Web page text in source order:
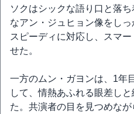
ソクはシックな語り口と落
なアン・ジュヒョン像をし
スピーディに対応し、スマ
せた。
一方のムン・ガヨンは、1年
して、情熱あふれる眼差し
た。共演者の目を見つめな